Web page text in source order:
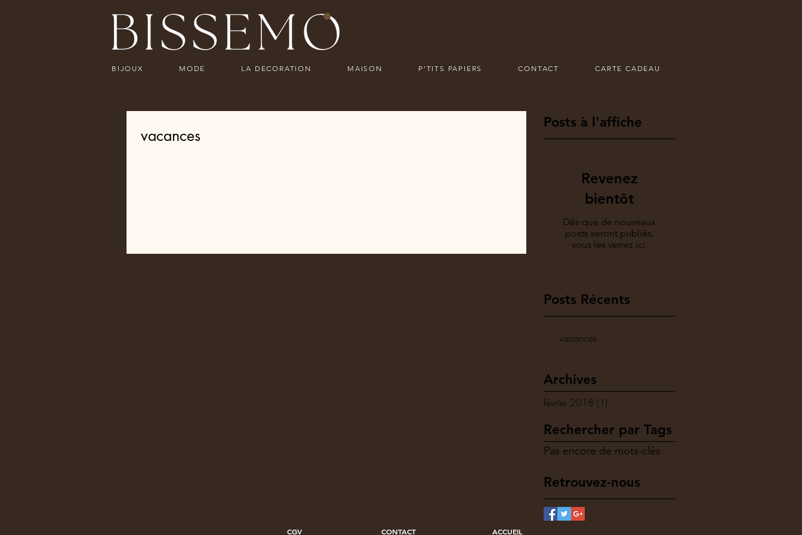
BIJOUX MODE LA DECORATION MAISON P'TITS PAPIERS CONTACT CARTE CADEAU
vacances
Posts à l'affiche
Revenez
bientôt
Dès que de nouveaux
posts seront publiés,
vous les verrez ici.
Posts Récents
vacances
Archives
février 2018 (1)
Rechercher par Tags
Pas encore de mots-clés.
Retrouvez-nous
CGV CONTACT ACCUEIL